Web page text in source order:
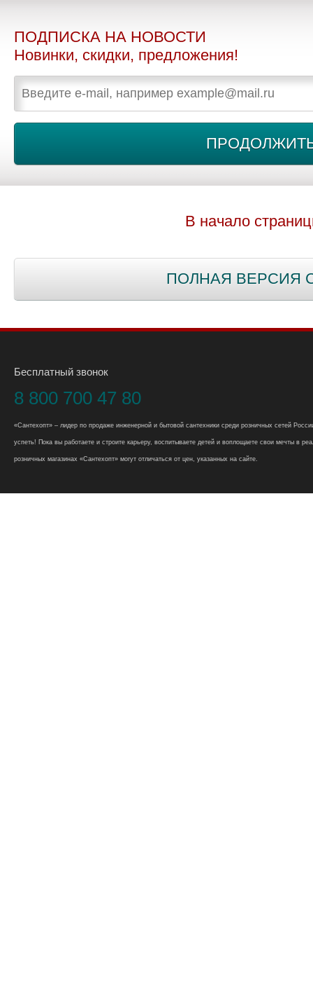
ПОДПИСКА НА НОВОСТИ
Новинки, скидки, предложения!
В начало
ПОЛНАЯ ВЕРСИЯ
Бесплатный звонок
8 800 700 47 80
«Сантехопт» – лидер по продаже инженерной и бытовой сантехники среди розничных сетей
успеть! Пока вы работаете и строите карьеру, воспитываете детей и воплощаете свои мечты в
розничных магазинах «Сантехопт» могут отличаться от цен, указанных на сайте.